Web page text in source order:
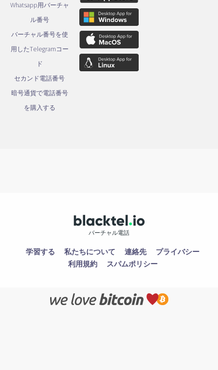
Whatsapp用バーチャ
ル番号
バーチャル番号を使
用したTelegramコー
ド
セカンド電話番号
暗号通貨で電話番号
を購入する
バーチャル電話
学習する 私たちについて 連絡先
プライバシー
利用規約
スパムポリシー